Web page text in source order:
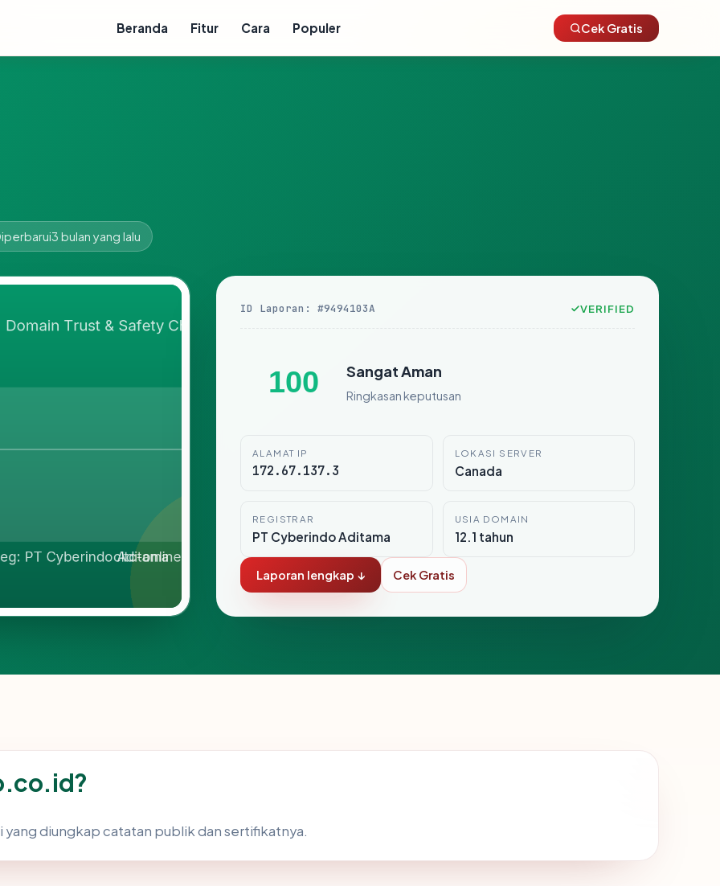
Beranda Fitur Cara Populer Cek Gratis
3 bulan yang lalu
ID Laporan: #9494103A VERIFIED
100 Sangat Aman
Ringkasan keputusan
ALAMAT IP
172.67.137.3
LOKASI SERVER
Canada
REGISTRAR
PT Cyberindo Aditama
USIA DOMAIN
12.1 tahun
Laporan lengkap ↓ Cek Gratis
yang diungkap catatan publik dan sertifikatnya.